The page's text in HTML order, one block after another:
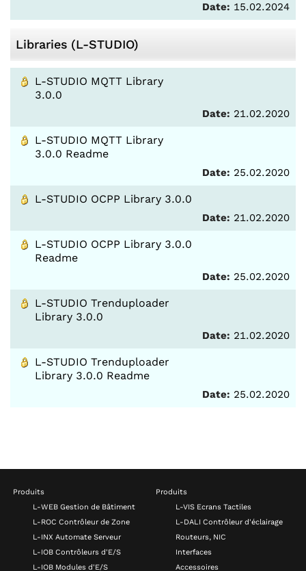
Date: 15.02.2024
Libraries (L-STUDIO)
L-STUDIO MQTT Library
3.0.0
Date: 21.02.2020
L-STUDIO MQTT Library
3.0.0 Readme
Date: 25.02.2020
L-STUDIO OCPP Library 3.0.0
Date: 21.02.2020
L-STUDIO OCPP Library 3.0.0
Readme
Date: 25.02.2020
L-STUDIO Trenduploader
Library 3.0.0
Date: 21.02.2020
L-STUDIO Trenduploader
Library 3.0.0 Readme
Date: 25.02.2020
Produits
L-WEB Gestion de Bâtiment
L-ROC Contrôleur de Zone
L-INX Automate Serveur
L-IOB Contrôleurs d'E/S
L-IOB Modules d'E/S
Produits
L-VIS Ecrans Tactiles
L-DALI Contrôleur d'éclairage
Routeurs, NIC
Interfaces
Accessoires